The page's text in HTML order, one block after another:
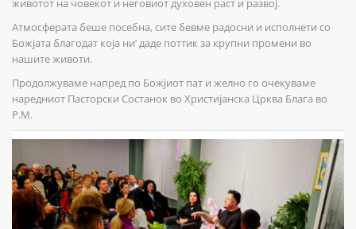
животот на човекот и неговиот духовен раст и развој.
Атмосферата беше посебна, сите бевме радосни и исполнети со
Божјата благодат која ни’ даде поттик за крупни промени во
нашите животи.
Продолжуваме напред по Божјиот пат и желно го очекуваме
наредниот Пасторски Состанок во Христијанска Црква Блага во
Р.М.